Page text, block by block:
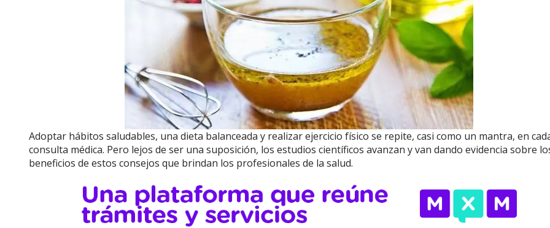
Adoptar hábitos saludables, una dieta balanceada y realizar ejercicio físico se repite, casi como un mantra, en
consulta médica. Pero lejos de ser una suposición, los estudios científicos avanzan y van dando evidencia sobre
beneficios de estos consejos que brindan los profesionales de la salud.